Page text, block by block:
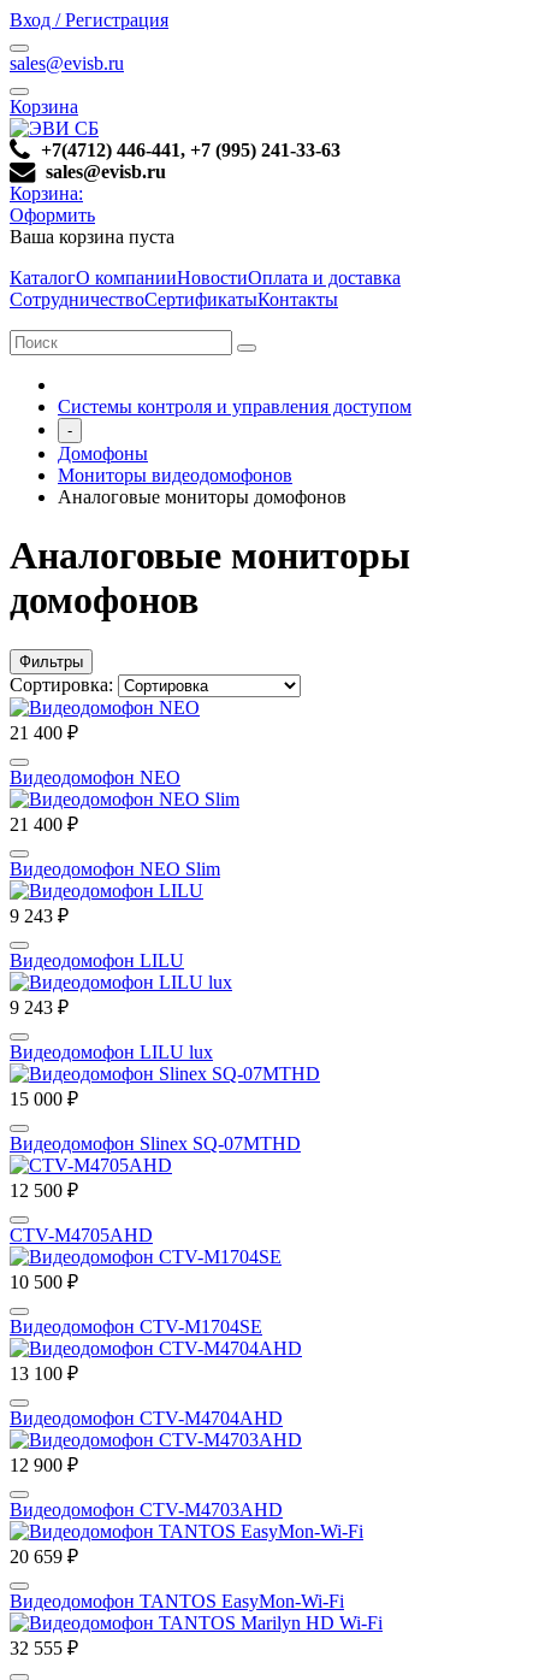
Вход / Регистрация
sales@evisb.ru
Корзина
+7(4712) 446-441, +7 (995) 241-33-63
sales@evisb.ru
Корзина:
Оформить
Ваша корзина пуста
КаталогО компанииНовостиОплата и доставка
СотрудничествоСертификатыКонтакты
Системы контроля и управления доступом
-
Домофоны
Мониторы видеодомофонов
Аналоговые мониторы домофонов
Аналоговые мониторы
домофонов
Фильтры
Сортировка:
21 400 ₽
Видеодомофон NEO
21 400 ₽
Видеодомофон NEO Slim
9 243 ₽
Видеодомофон LILU
9 243 ₽
Видеодомофон LILU lux
15 000 ₽
Видеодомофон Slinex SQ-07MTHD
12 500 ₽
CTV-M4705AHD
10 500 ₽
Видеодомофон CTV-M1704SE
13 100 ₽
Видеодомофон CTV-М4704AHD
12 900 ₽
Видеодомофон CTV-M4703AHD
20 659 ₽
Видеодомофон TANTOS EasyMon-Wi-Fi
32 555 ₽